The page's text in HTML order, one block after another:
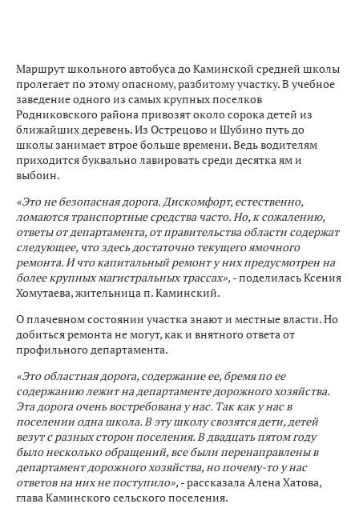
Маршрут школьного автобуса до Каминской средней школы
пролегает по этому опасному, разбитому участку. В учебное
заведение одного из самых крупных поселков
Родниковского района привозят около сорока детей из
ближайших деревень. Из Острецово и Шубино путь до
школы занимает втрое больше времени. Ведь водителям
приходится буквально лавировать среди десятка ям и
выбоин.
«Это не безопасная дорога. Дискомфорт, естественно,
ломаются транспортные средства часто. Но, к сожалению,
ответы от департамента, от правительства области содержат
следующее, что здесь достаточно текущего ямочного
ремонта. И что капитальный ремонт у них предусмотрен на
более крупных магистральных трассах», - поделилась Ксения
Хомутаева, жительница п. Каминский.
О плачевном состоянии участка знают и местные власти. Но
добиться ремонта не могут, как и внятного ответа от
профильного департамента.
«Это областная дорога, содержание ее, бремя по ее
содержанию лежит на департаменте дорожного хозяйства.
Эта дорога очень востребована у нас. Так как у нас в
поселении одна школа. В эту школу свозятся дети, детей
везут с разных сторон поселения. В двадцать пятом году
было несколько обращений, все были перенаправлены в
департамент дорожного хозяйства, но почему-то у нас
ответов на них не поступило», - рассказала Алена Хатова,
глава Каминского сельского поселения.